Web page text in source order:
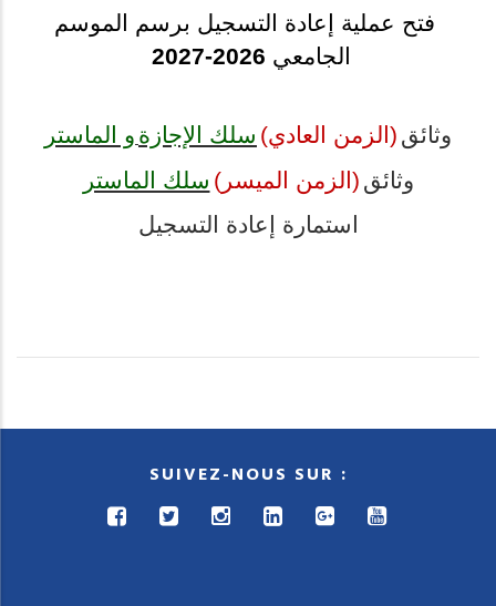
فتح عملية إعادة التسجيل برسم الموسم
الجامعي 2026-2027
وثائق (الزمن العادي) سلك الإجازة و الماستر
وثائق (الزمن الميسر) سلك الماستر
استمارة إعادة التسجيل
SUIVEZ-NOUS SUR :